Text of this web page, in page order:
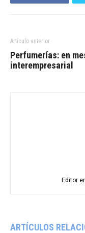
Artículo anterior
Perfumerías: en
interempresarial
Editor
ARTÍCULOS